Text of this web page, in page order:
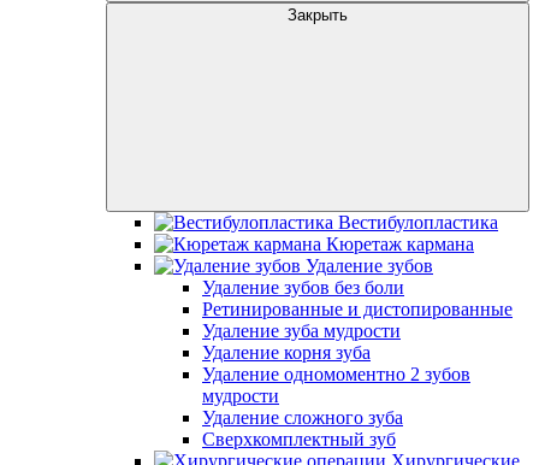
Закрыть
Вестибулопластика
Кюретаж кармана
Удаление зубов
Удаление зубов без боли
Ретинированные и дистопированные
Удаление зуба мудрости
Удаление корня зуба
Удаление одномоментно 2 зубов
мудрости
Удаление сложного зуба
Сверхкомплектный зуб
Хирургические